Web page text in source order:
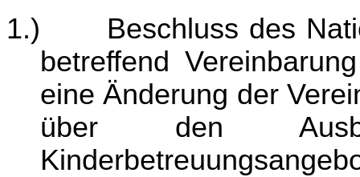
1.)
Beschluss des
betreffend
eine Änderung der
über den